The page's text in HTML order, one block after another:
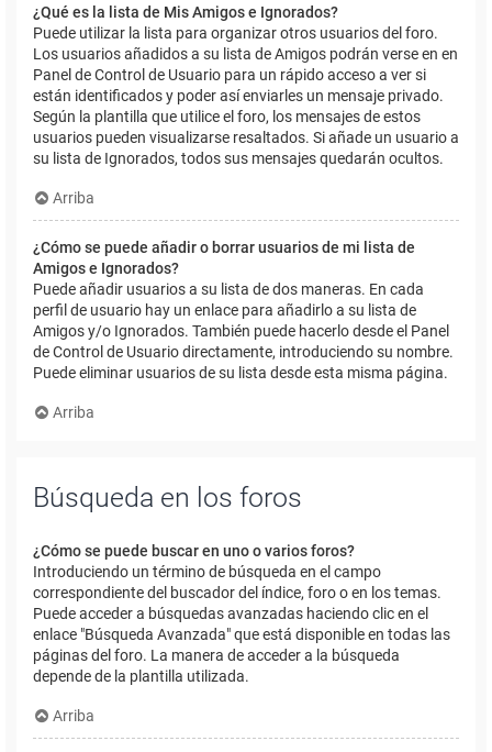
¿Qué es la lista de Mis Amigos e Ignorados?
Puede utilizar la lista para organizar otros usuarios del foro.
Los usuarios añadidos a su lista de Amigos podrán verse en en
Panel de Control de Usuario para un rápido acceso a ver si
están identificados y poder así enviarles un mensaje privado.
Según la plantilla que utilice el foro, los mensajes de estos
usuarios pueden visualizarse resaltados. Si añade un usuario a
su lista de Ignorados, todos sus mensajes quedarán ocultos.
Arriba
¿Cómo se puede añadir o borrar usuarios de mi lista de
Amigos e Ignorados?
Puede añadir usuarios a su lista de dos maneras. En cada
perfil de usuario hay un enlace para añadirlo a su lista de
Amigos y/o Ignorados. También puede hacerlo desde el Panel
de Control de Usuario directamente, introduciendo su nombre.
Puede eliminar usuarios de su lista desde esta misma página.
Arriba
Búsqueda en los foros
¿Cómo se puede buscar en uno o varios foros?
Introduciendo un término de búsqueda en el campo
correspondiente del buscador del índice, foro o en los temas.
Puede acceder a búsquedas avanzadas haciendo clic en el
enlace "Búsqueda Avanzada" que está disponible en todas las
páginas del foro. La manera de acceder a la búsqueda
depende de la plantilla utilizada.
Arriba